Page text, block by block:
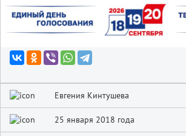
Евгения Кинтушева
25 января 2018 года